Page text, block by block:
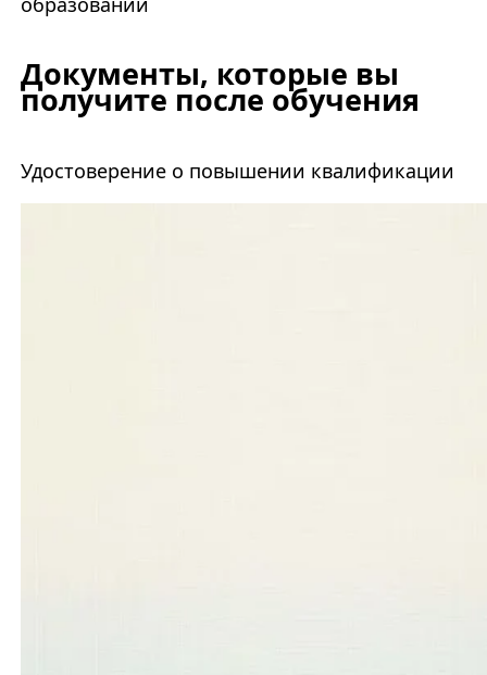
Документы, которые вы
получите после обучения
Удостоверение о повышении квалификации